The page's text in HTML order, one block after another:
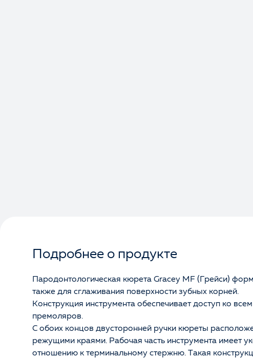
Подробнее о продукте
Пародонтологическая кюрета Gracey MF (Грейси)
также для сглаживания поверхности зубных корней.
Конструкция инструмента обеспечивает доступ ко
премоляров.
С обоих концов двусторонней ручки кюреты
режущими краями. Рабочая часть инструмента имеет
отношению к терминальному стержню. Такая